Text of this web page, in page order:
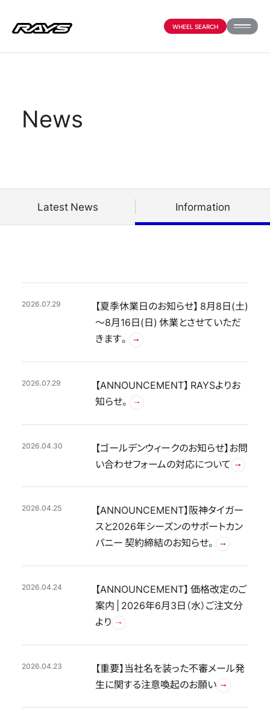
WHEEL SEARCH
ABOUT
OFFICIAL SNS
Store Media Wheel Search
News
Latest News Information
2026.07.29
【夏季休業日のお知らせ】 8月8日(土)
～8月16日(日) 休業とさせていただ
きます。
2026.07.29
【ANNOUNCEMENT】 RAYSよりお
知らせ。
2026.04.30
【ゴールデンウィークのお知らせ】お問
い合わせフォームの対応について
2026.04.25
【ANNOUNCEMENT】阪神タイガー
スと2026年シーズンのサポートカン
パニー 契約締結のお知らせ。
2026.04.24
【ANNOUNCEMENT】 価格改定のご
案内 | 2026年6月3日（水）ご注文分
より
2026.04.23
【重要】当社名を装った不審メール発
生に関する注意喚起のお願い